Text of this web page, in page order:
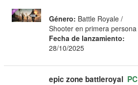
Género: Battle Royale /
Shooter en primera persona
Fecha de lanzamiento:
28/10/2025
epic zone battleroyal PC